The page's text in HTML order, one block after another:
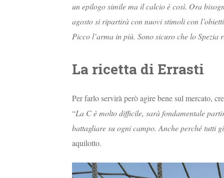
un epilogo simile ma il calcio è così. Ora
agosto si ripartirà con nuovi stimoli con
Picco l’arma in più. Sono sicuro che lo
La ricetta di Errasti
Per farlo servirà però agire bene sul mercato,
“La C è molto difficile, sarà fondamentale
battagliare su ogni campo. Anche perché tutti
aquilotto.